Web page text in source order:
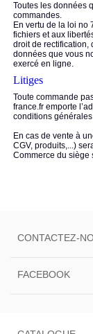
Toutes les données
commandes.
En vertu de la loi no
fichiers et aux
droit de rectification,
données que vous
exercé en ligne.
Litiges
Toute commande
france.fr emporte
conditions
En cas de vente à
CGV, produits,...)
Commerce du siège
CONTACTEZ-
FACEBOOK